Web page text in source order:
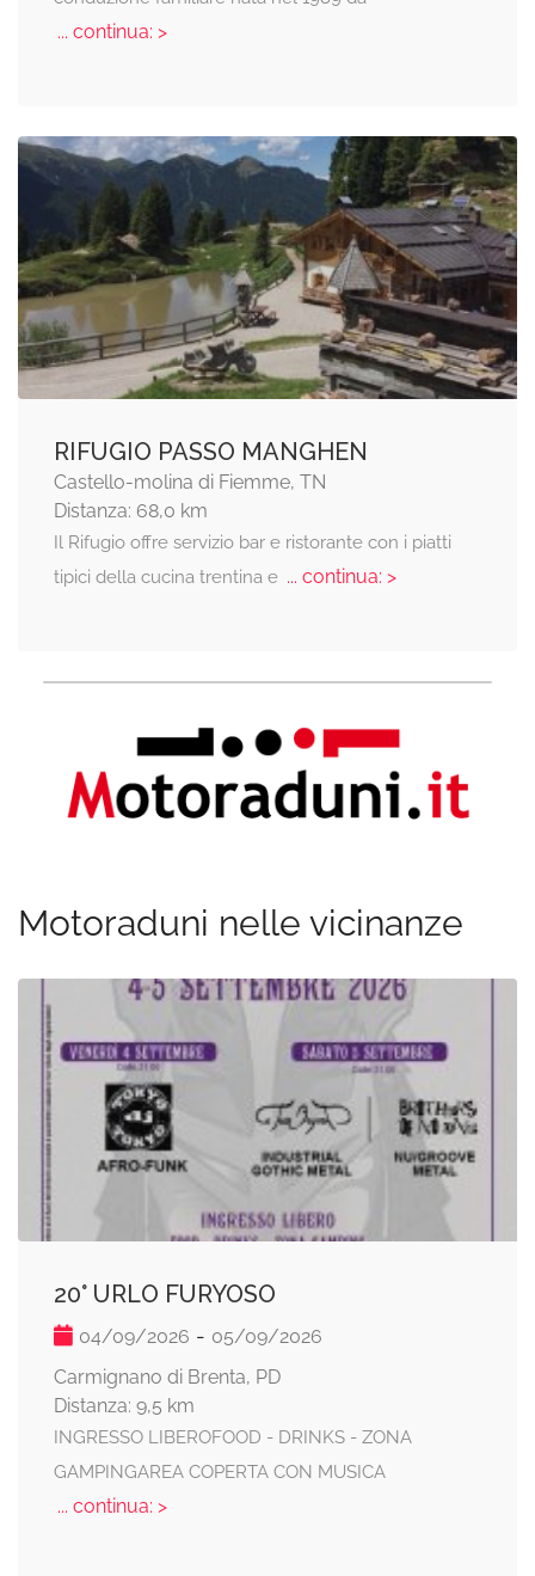
... continua: >
RIFUGIO PASSO MANGHEN
Castello-molina di Fiemme, TN
Distanza: 68,0 km
Il Rifugio offre servizio bar e ristorante con i piatti
tipici della cucina trentina e... continua: >
Motoraduni nelle vicinanze
20° URLO FURYOSO
04/09/2026 - 05/09/2026
Carmignano di Brenta, PD
Distanza: 9,5 km
INGRESSO LIBEROFOOD - DRINKS - ZONA
GAMPINGAREA COPERTA CON MUSICA
... continua: >